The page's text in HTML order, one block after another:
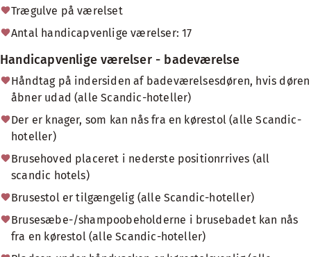
Trægulve på værelset
Antal handicapvenlige værelser: 17
Handicapvenlige værelser - badeværelse
Håndtag på indersiden af badeværelsesdøren, hvis døren
åbner udad (alle Scandic-hoteller)
Der er knager, som kan nås fra en kørestol (alle Scandic-
hoteller)
Brusehoved placeret i nederste positionrrives (all
scandic hotels)
Brusestol er tilgængelig (alle Scandic-hoteller)
Brusesæbe-/shampoobeholderne i brusebadet kan nås
fra en kørestol (alle Scandic-hoteller)